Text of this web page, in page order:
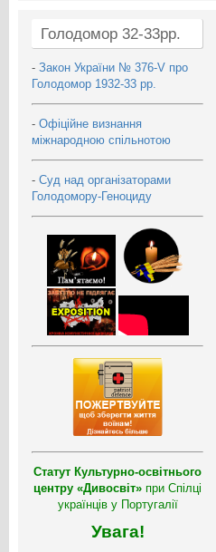
Голодомор 32-33рр.
- Закон України № 376-V про
Голодомор 1932-33 рр.
- Офіційне визнання
міжнародною спільнотою
- Суд над організаторами
Голодомору-Геноциду
Статут Культурно-освітнього
центру «Дивосвіт» при Спілці
українців у Португалії
Увага!